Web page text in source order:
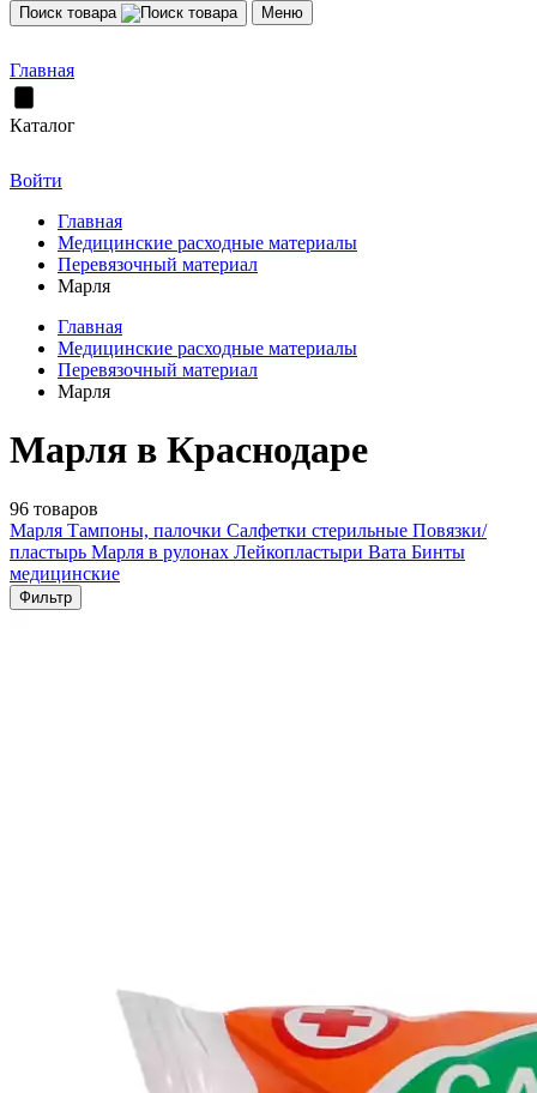
Поиск товара Меню
Главная
Каталог
Войти
Главная
Медицинские расходные материалы
Перевязочный материал
Марля
Главная
Медицинские расходные материалы
Перевязочный материал
Марля
Марля в Краснодаре
96 товаров
Марля Тампоны, палочки Салфетки стерильные Повязки/
пластырь Марля в рулонах Лейкопластыри Вата Бинты
медицинские
Фильтр